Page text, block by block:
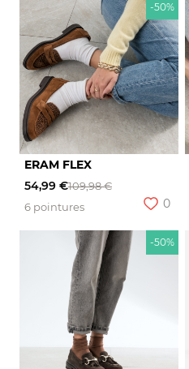
-50%
ERAM FLEX
54,99 €109,98 €
6 pointures
0
-50%